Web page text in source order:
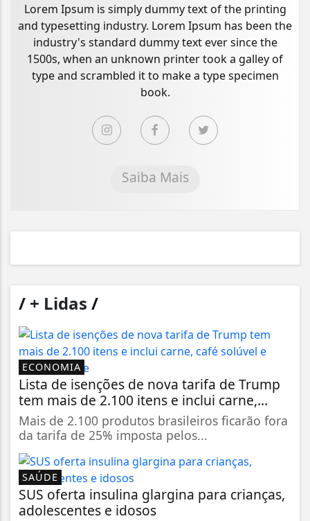
Lorem Ipsum is simply dummy text of the printing
and typesetting industry. Lorem Ipsum has been the
industry's standard dummy text ever since the
1500s, when an unknown printer took a galley of
type and scrambled it to make a type specimen
book.
Saiba Mais
/ + Lidas /
ECONOMIA
Lista de isenções de nova tarifa de Trump
tem mais de 2.100 itens e inclui carne,...
Mais de 2.100 produtos brasileiros ficarão fora
da tarifa de 25% imposta pelos...
SAÚDE
SUS oferta insulina glargina para crianças,
adolescentes e idosos